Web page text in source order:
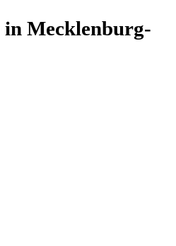
in Mecklenburg-